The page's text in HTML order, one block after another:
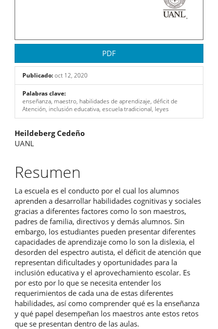
PDF
Publicado:oct 12, 2020
Palabras clave:
enseñanza, maestro, habilidades de aprendizaje, déficit de
Atención, inclusión educativa, escuela tradicional, leyes
Contenido
principal
del
artículo
Heildeberg Cedeño
UANL
Resumen
La escuela es el conducto por el cual los alumnos
aprenden a desarrollar habilidades cognitivas y sociales
gracias a diferentes factores como lo son maestros,
padres de familia, directivos y demás alumnos. Sin
embargo, los estudiantes pueden presentar diferentes
capacidades de aprendizaje como lo son la dislexia, el
desorden del espectro autista, el déficit de atención que
representan dificultades y oportunidades para la
inclusión educativa y el aprovechamiento escolar. Es
por esto por lo que se necesita entender los
requerimientos de cada una de estas diferentes
habilidades, así como comprender qué es la enseñanza
y qué papel desempeñan los maestros ante estos retos
que se presentan dentro de las aulas.